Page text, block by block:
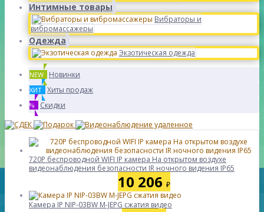
Интимные товары
Вибраторы и
вибромассажеры
Одежда
Экзотическая одежда
NEW Новинки
ХИТ Хиты продаж
% Скидки
720P беспроводной WIFI IP камера На открытом воздухе
видеонаблюдения безопасности IR ночного видения IP65
10 206 ₽
Камера IP NIP-03BW M-JEPG сжатия видео